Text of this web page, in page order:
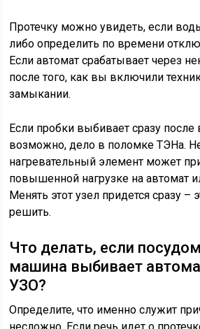
Протечку можно увидеть, если
либо определить по времени
Если автомат срабатывает через
после того, как вы включили
замыкании.
Если пробки выбивает сразу
возможно, дело в поломке ТЭНа.
нагревательный элемент может
повышенной нагрузке на автомат
Менять этот узел придется сразу –
решить.
Что делать, если
машина выбивает
УЗО?
Определите, что именно служит